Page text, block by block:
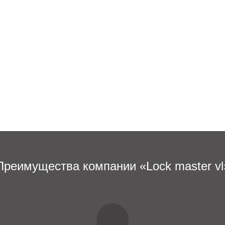
компании «Lock master